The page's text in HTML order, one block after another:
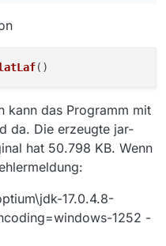
kann das Programm mit
da. Die erzeugte jar-
hat 50.798 KB. Wenn
17.0.4.8-
1252 -